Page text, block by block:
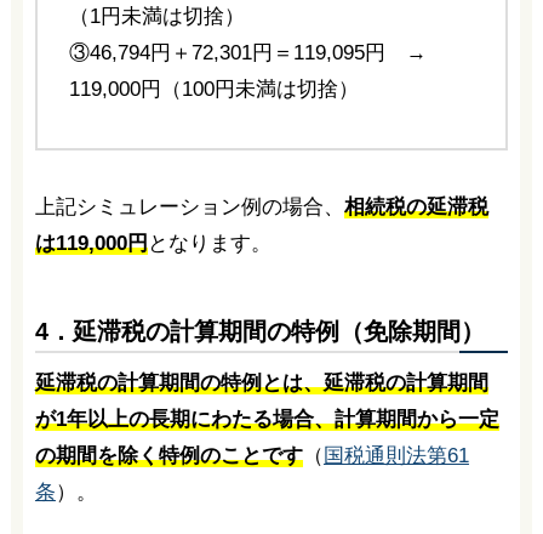
（1円未満は切捨）
③46,794円＋72,301円＝119,095円 →
119,000円（100円未満は切捨）
上記シミュレーション例の場合、 相続税の延滞税
は119,000円となります。
4．延滞税の計算期間の特例（免除期間）
延滞税の計算期間の特例とは、延滞税の計算期間
が1年以上の長期にわたる場合、計算期間から一定
の期間を除く特例のことです（ 国税通則法第61
条）。